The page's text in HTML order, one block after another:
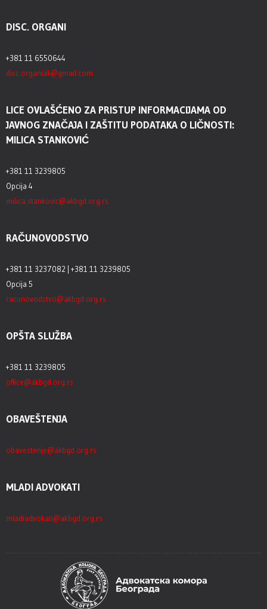
DISC. ORGANI
+381 11 6550644
disc.organiak@gmail.com
LICE OVLAŠĆENO ZA PRISTUP INFORMACIJAMA OD
JAVNOG ZNAČAJA I ZAŠTITU PODATAKA O LIČNOSTI:
MILICA STANKOVIĆ
+381 11 3239805
Opcija 4
milica.stankovic@akbgd.org.rs
RAČUNOVODSTVO
+381 11 3237082 | +381 11 3239805
Opcija 5
racunovodstvo@akbgd.org.rs
OPŠTA SLUŽBA
+381 11 3239805
office@akbgd.org.rs
OBAVEŠTENJA
obavestenje@akbgd.org.rs
MLADI ADVOKATI
mladiadvokati@akbgd.org.rs